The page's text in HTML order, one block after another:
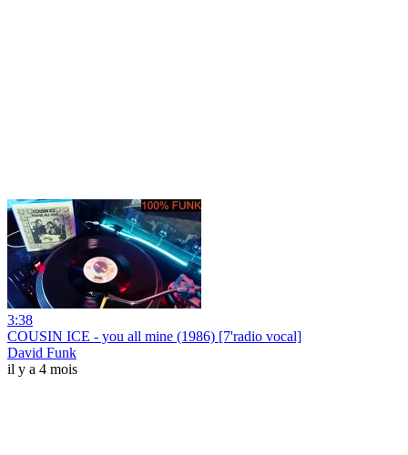
3:38
COUSIN ICE - you all mine (1986) [7'radio vocal]
David Funk
il y a 4 mois